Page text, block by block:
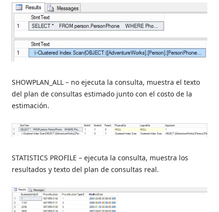
SHOWPLAN_ALL – no ejecuta la consulta, muestra el texto
del plan de consultas estimado junto con el costo de la
estimación.
STATISTICS PROFILE – ejecuta la consulta, muestra los
resultados y texto del plan de consultas real.